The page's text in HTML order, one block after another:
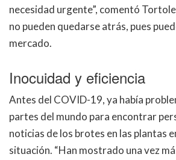
necesidad urgente”, comentó
no pueden quedarse atrás, pues
mercado.
Inocuidad y eficiencia
Antes del COVID-19, ya había
partes del mundo para encontrar
noticias de los brotes en las plantas
situación. “Han mostrado una vez